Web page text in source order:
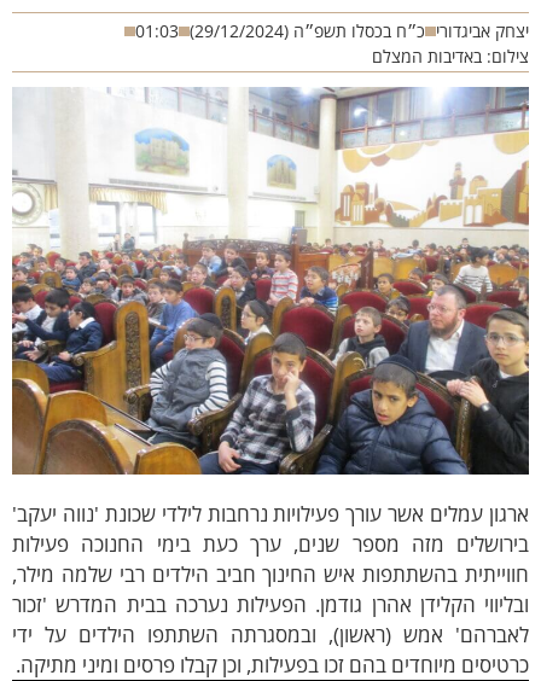
אביגדורי כ״ח בכסלו תשפ״ה (29/12/2024)
01:03
באדיבות המצלם
עמלים אשר עורך פעילויות נרחבות לילדי שכונת 'נווה יעקב'
מזה מספר שנים, ערך כעת בימי החנוכה פעילות
בהשתתפות איש החינוך חביב הילדים רבי שלמה מילר,
הקלידן אהרן גודמן. הפעילות נערכה בבית המדרש 'זכור
אמש (ראשון), ובמסגרתה השתתפו הילדים על ידי
מיוחדים בהם זכו בפעילות, וכן קבלו פרסים ומיני מתיקה.